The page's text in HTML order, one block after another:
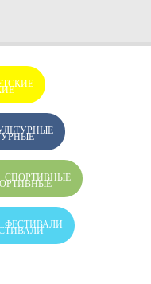
СПОРТИВНЫЕ
ФЕСТИВАЛИ